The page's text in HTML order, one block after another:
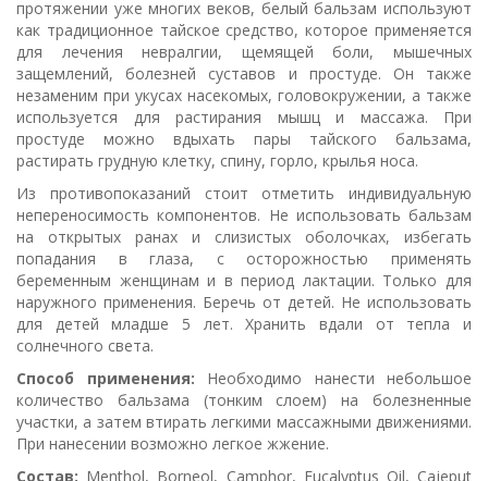
протяжении уже многих веков, белый бальзам используют
как традиционное тайское средство, которое применяется
для лечения невралгии, щемящей боли, мышечных
защемлений, болезней суставов и простуде. Он также
незаменим при укусах насекомых, головокружении, а также
используется для растирания мышц и массажа. При
простуде можно вдыхать пары тайского бальзама,
растирать грудную клетку, спину, горло, крылья носа.
Из противопоказаний стоит отметить индивидуальную
непереносимость компонентов. Не использовать бальзам
на открытых ранах и слизистых оболочках, избегать
попадания в глаза, с осторожностью применять
беременным женщинам и в период лактации. Только для
наружного применения. Беречь от детей. Не использовать
для детей младше 5 лет. Хранить вдали от тепла и
солнечного света.
Способ применения: Необходимо нанести небольшое
количество бальзама (тонким слоем) на болезненные
участки, а затем втирать легкими массажными движениями.
При нанесении возможно легкое жжение.
Состав: Menthol, Borneol, Camphor, Eucalyptus Oil, Cajeput